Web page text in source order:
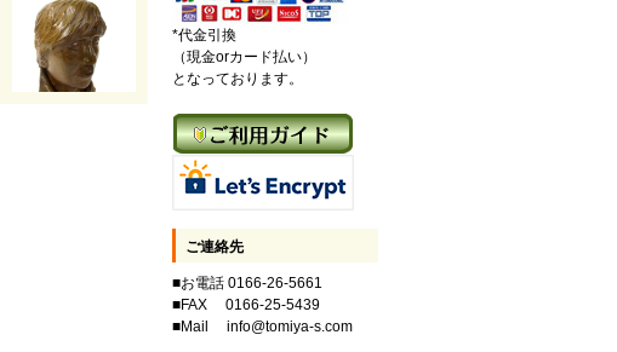
*代金引換
（現金orカード払い）
となっております。
ご連絡先
■お電話 0166-26-5661
■FAX 0166-25-5439
■Mail info@tomiya-s.com